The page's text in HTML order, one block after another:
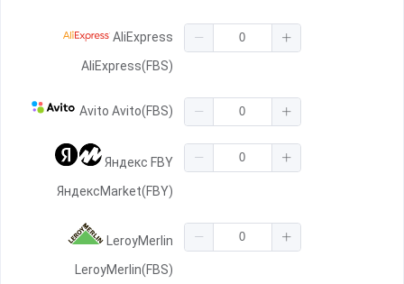
AliExpress
AliExpress(FBS)
Avito Avito(FBS)
Яндекс FBY
ЯндексMarket(FBY)
LeroyMerlin
LeroyMerlin(FBS)